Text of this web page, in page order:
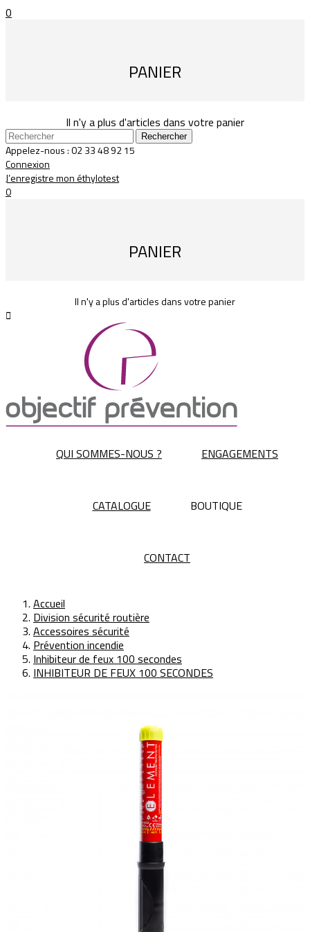
0
PANIER
Il n'y a plus d'articles dans votre panier
Rechercher
Appelez-nous :02 33 48 92 15
Connexion
J’enregistre mon éthylotest
0
PANIER
Il n'y a plus d'articles dans votre panier

QUI SOMMES-NOUS ? ENGAGEMENTS
CATALOGUE BOUTIQUE
CONTACT
Accueil
Division sécurité routière
Accessoires sécurité
Prévention incendie
Inhibiteur de feux 100 secondes
INHIBITEUR DE FEUX 100 SECONDES